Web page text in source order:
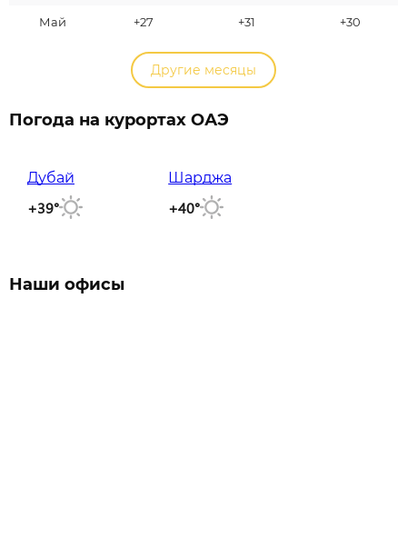
Май +27 +31 +30
Другие месяцы
Погода на курортах ОАЭ
Дубай
+39°
Шарджа
+40°
Наши офисы